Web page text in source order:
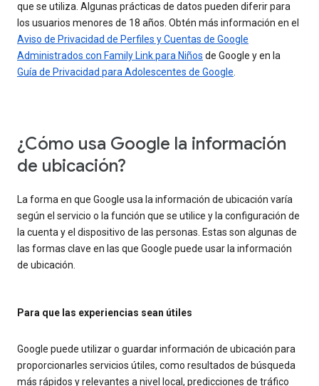
que se utiliza. Algunas prácticas de datos pueden diferir para
los usuarios menores de 18 años. Obtén más información en el
Aviso de Privacidad de Perfiles y Cuentas de Google
Administrados con Family Link para Niños de Google y en la
Guía de Privacidad para Adolescentes de Google
¿Cómo usa Google la información
de ubicación?
La forma en que Google usa la información de ubicación varía
según el servicio o la función que se utilice y la configuración de
la cuenta y el dispositivo de las personas. Estas son algunas de
las formas clave en las que Google puede usar la información
de ubicación.
Para que las experiencias sean útiles
Google puede utilizar o guardar información de ubicación para
proporcionarles servicios útiles, como resultados de búsqueda
más rápidos y relevantes a nivel local, predicciones de tráfico